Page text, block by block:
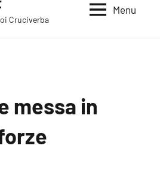
Cruciverba
Menu
messa in